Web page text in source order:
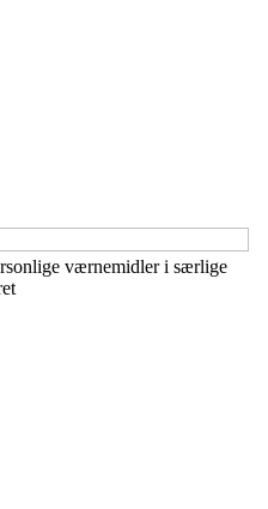
værnemidler i særlige